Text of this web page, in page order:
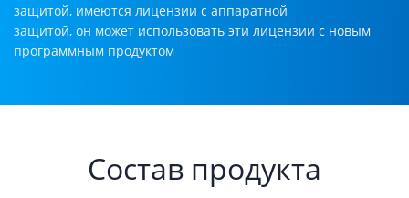
защитой, имеются лицензии с аппаратной
защитой, он может использовать эти лицензии с новым
программным продуктом
Состав продукта